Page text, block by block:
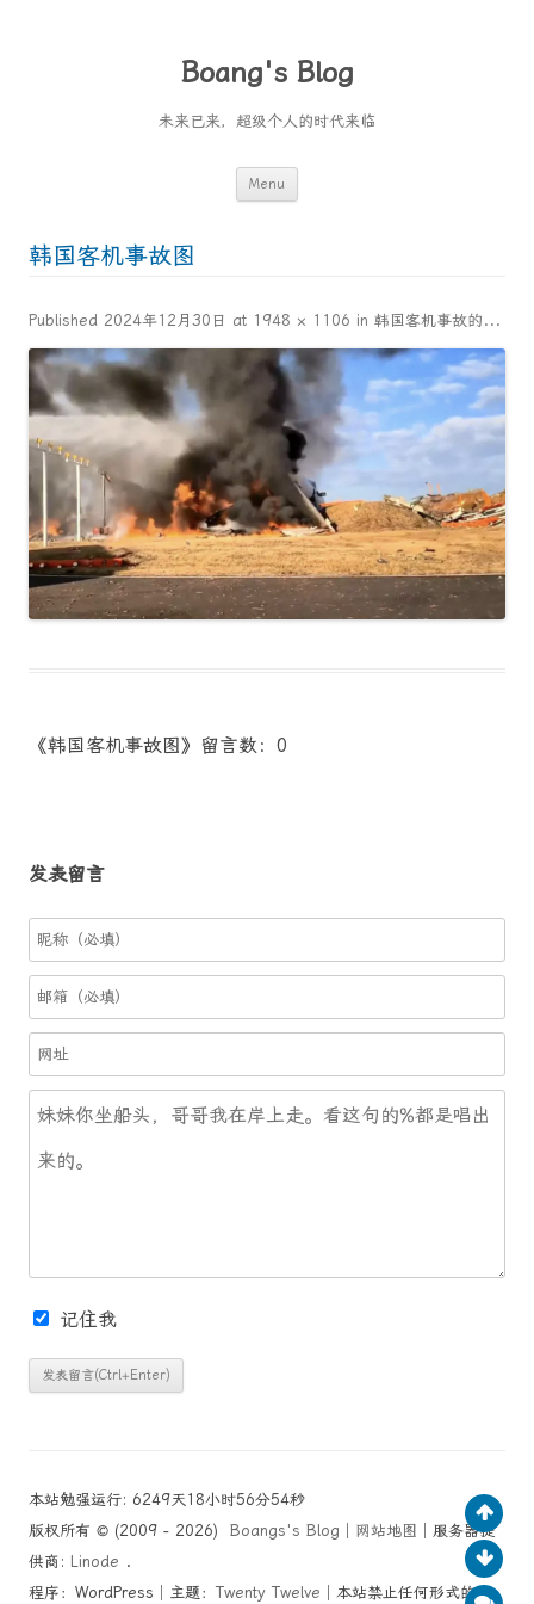
Boang's Blog
未来已来，超级个人的时代来临
Menu
韩国客机事故图
Published 2024年12月30日 at 1948 × 1106 in 韩国客机事故的启示，安全永远不能松懈
《韩国客机事故图》留言数：0
发表留言
记住我
本站勉强运行: 6249天18小时56分54秒
版权所有 © (2009 - 2026) Boangs's Blog 网站地图
│服务器提
供商: Linode .
程序：WordPress│主题： Twenty Twelve │本站禁止任何形式的文